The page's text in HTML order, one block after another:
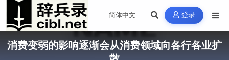
登录
消费变弱的影响逐渐会从消费领域向各行各业扩